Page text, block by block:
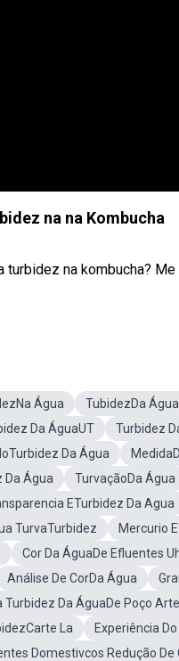
na na Kombucha
turbidez na kombucha?
Água TubidezDa Água
Da ÁguaUT Turbidez
Da Água
Da Água TurvaçãoDa Água
ETurbidez Da Agua
TurvaTurbidez
Mercurio
Cor Da ÁguaDe Efluentes
Análise De CorDa Água
Turbidez Da ÁguaDe Poço
La
Experiência
Domestivcos Redução